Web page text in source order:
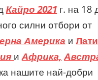
Кайро 2021 г. на 18
силни отбори от
Америка и
и Африка,
нашите най-добри